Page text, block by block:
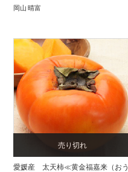
岡山 晴富
愛媛産 太天柿≪黄金福嘉来（おう